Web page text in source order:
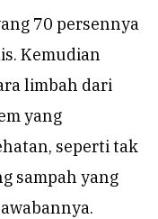
70 persennya
Kemudian
limbah dari
yang
seperti tak
sampah yang